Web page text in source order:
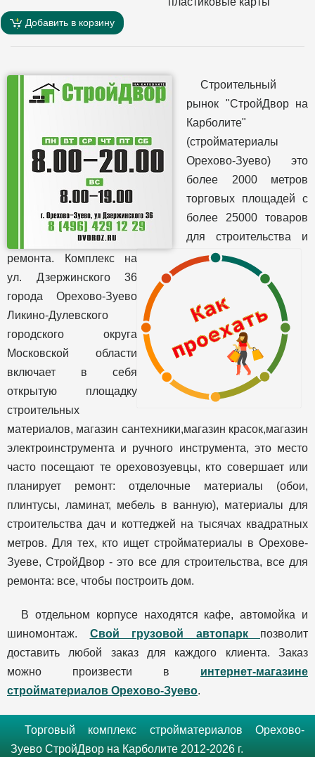
Добавить в корзину
Строительный
рынок "СтройДвор на
Карболите"
(стройматериалы
Орехово-Зуево) это
более 2000 метров
торговых площадей с
более 25000 товаров
для строительства и
ремонта. Комплекс на
ул. Дзержинского 36
города Орехово-Зуево
Ликино-Дулевского
городского округа
Московской области
включает в себя
открытую площадку
строительных
материалов, магазин сантехники,магазин красок,магазин
электроинструмента и ручного инструмента, это место
часто посещают те ореховозуевцы, кто совершает или
планирует ремонт: отделочные материалы (обои,
плинтусы, ламинат, мебель в ванную), материалы для
строительства дач и коттеджей на тысячах квадратных
метров. Для тех, кто ищет стройматериалы в Орехове-
Зуеве, СтройДвор - это все для строительства, все для
ремонта: все, чтобы построить дом.
В отдельном корпусе находятся кафе, автомойка и
шиномонтаж. Свой грузовой автопарк позволит
доставить любой заказ для каждого клиента. Заказ
можно произвести в интернет-магазине
стройматериалов Орехово-Зуево.
Торговый комплекс стройматериалов Орехово-
Зуево СтройДвор на Карболите 2012-2026 г.